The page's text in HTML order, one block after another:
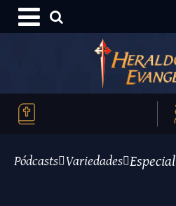
Pódcasts Variedades Especial